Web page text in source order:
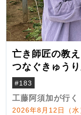
亡き師匠の教
つなぐきゅうり
#183
工藤阿須加が行
2026年8月12日（